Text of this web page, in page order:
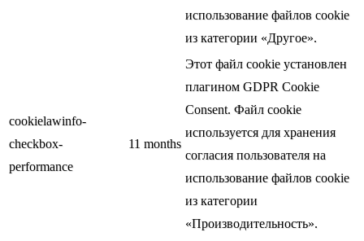
использование файлов cookie
из категории «Другое».
cookielawinfo-
checkbox-
performance
11 months
Этот файл cookie установлен
плагином GDPR Cookie
Consent. Файл cookie
используется для хранения
согласия пользователя на
использование файлов cookie
из категории
«Производительность».